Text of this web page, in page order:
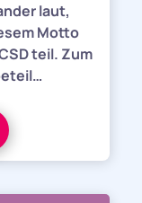
laut,
Motto
teil. Zum